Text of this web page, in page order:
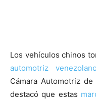
Los vehículos chinos
automotriz
venezolano
Cámara Automotriz de
destacó que estas